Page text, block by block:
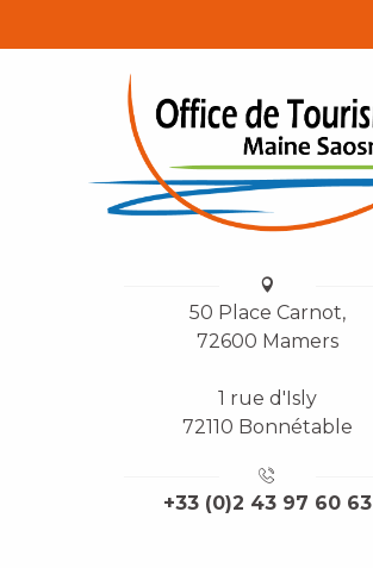
50 Place Carnot,
72600 Mamers
1 rue d'Isly
72110 Bonnétable
+33 (0)2 43 97 60 63